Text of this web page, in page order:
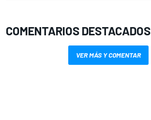
COMENTARIOS DESTACADOS
VER MÁS Y COMENTAR